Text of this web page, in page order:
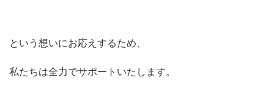
という想いにお応えするため、
私たちは全力でサポートいたします。